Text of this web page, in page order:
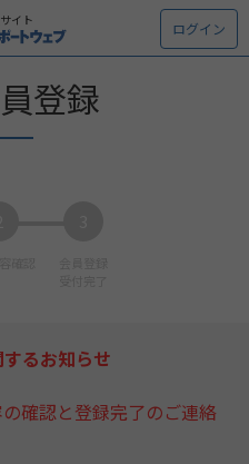
イト ログイン
登録
るお知らせ
確認と登録完了のご連絡